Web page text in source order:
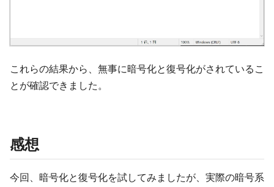
これらの結果から、無事に暗号化と復号化がされているこ
とが確認できました。
感想
今回、暗号化と復号化を試してみましたが、実際の暗号系